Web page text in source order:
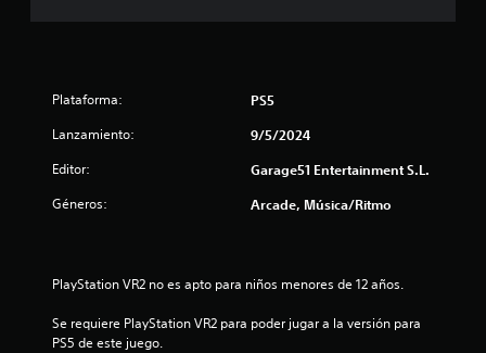
Plataforma: PS5
Lanzamiento: 9/5/2024
Editor: Garage51 Entertainment S.L.
Géneros: Arcade, Música/Ritmo
PlayStation VR2 no es apto para niños menores de 12 años.
Se requiere PlayStation VR2 para poder jugar a la versión para
PS5 de este juego.